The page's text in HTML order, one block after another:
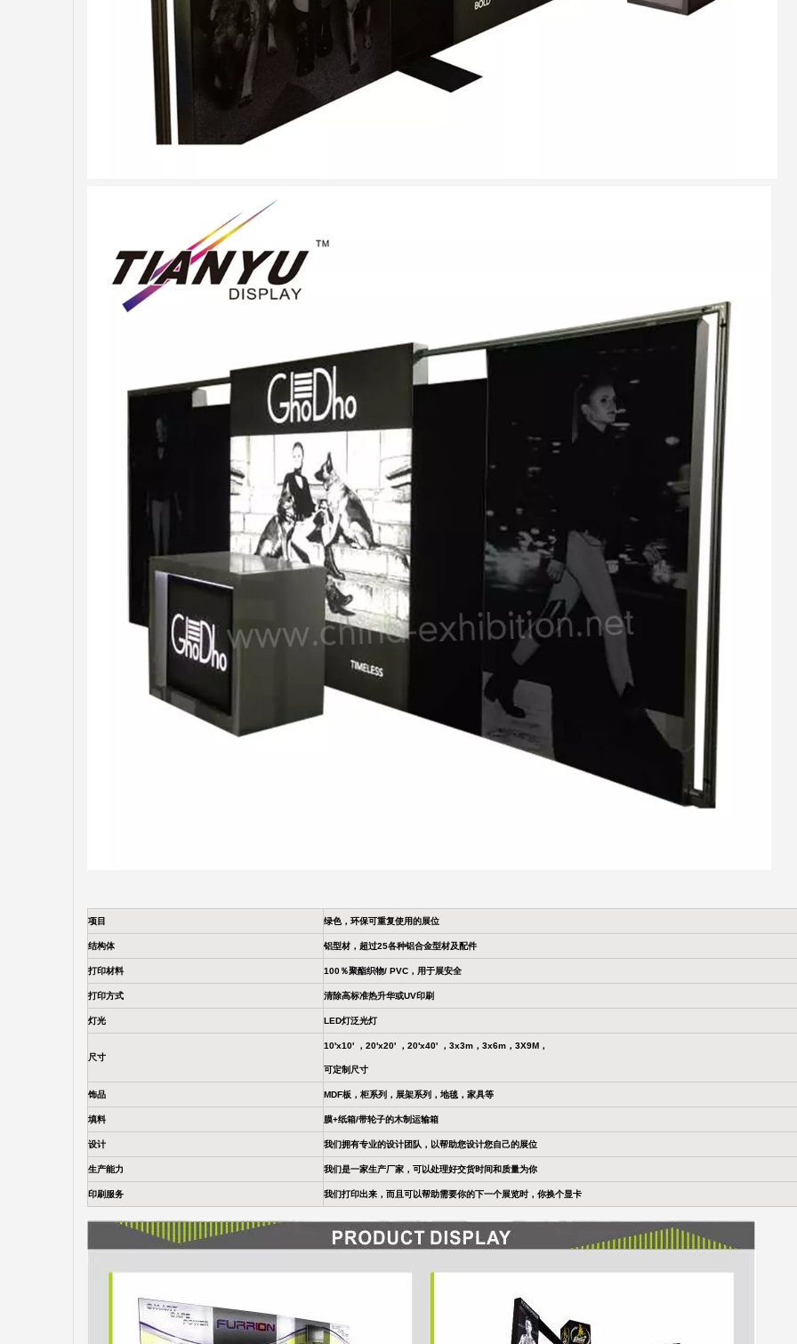
项目 绿色，环保可重复使用的展位
结构体 铝型材，超过25各种铝合金型材及配件
打印材料 100％聚酯织物/ PVC，用于展安全
打印方式 清除高标准热升华或UV印刷
灯光 LED灯泛光灯
尺寸
10'x10' ，20'x20' ，20'x40' ，3x3m，3x6m，3X9M，
可定制尺寸
饰品 MDF板，柜系列，展架系列，地毯，家具等
填料 膜+纸箱/带轮子的木制运输箱
设计 我们拥有专业的设计团队，以帮助您设计您自己的展位
生产能力 我们是一家生产厂家，可以处理好交货时间和质量为你
印刷服务 我们打印出来，而且可以帮助需要你的下一个展览时，你换个显卡